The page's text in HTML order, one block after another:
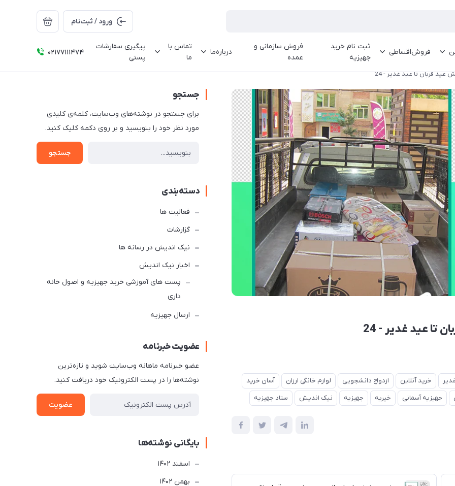
ورود / ثبت‌نام
فروش‌اقساطی
ثبت نام خرید
جهیزیه
فروش سازمانی و
عمده
درباره‌ما
تماس با
ما
پیگیری سفارشات
پستی
02177111474
قربان تا عید غدیر - 24
تا عید غدیر - 24
خرید آنلاین ازدواج دانشجویی لوازم خانگی ارزان
آسان خرید
جهیزیه آسمانی خیریه جهیزیه نیک اندیش ستاد جهیزیه
جستجو
برای جستجو در نوشته‌های وب‌سایت، کلمه‌ی کلیدی
مورد نظر خود را بنویسید و بر روی دکمه کلیک کنید.
جستجو
دسته‌بندی
فعالیت ها
گزارشات
نیک اندیش در رسانه ها
اخبار نیک اندیش
پست های آموزشی خرید جهیزیه و اصول خانه
داری
ارسال جهیزیه
عضویت خبرنامه
عضو خبرنامه ماهانه وب‌سایت شوید و تازه‌ترین
نوشته‌ها را در پست الکترونیک خود دریافت کنید.
عضویت
بایگانی نوشته‌ها
اسفند 1402
بهمن 1402